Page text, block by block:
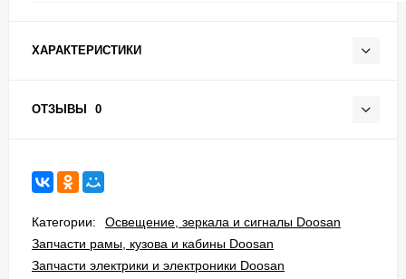
ХАРАКТЕРИСТИКИ
ОТЗЫВЫ 0
Категории:
Освещение, зеркала и сигналы Doosan
Запчасти рамы, кузова и кабины Doosan
Запчасти электрики и электроники Doosan